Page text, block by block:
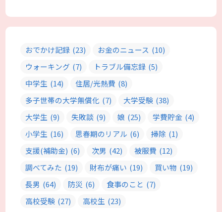
おでかけ記録 (23) お金のニュース (10)
ウォーキング (7) トラブル備忘録 (5)
中学生 (14) 住居/光熱費 (8)
多子世帯の大学無償化 (7) 大学受験 (38)
大学生 (9) 失敗談 (9) 娘 (25) 学費貯金 (4)
小学生 (16) 思春期のリアル (6) 掃除 (1)
支援(補助金) (6) 次男 (42) 被服費 (12)
調べてみた (19) 財布が痛い (19) 買い物 (19)
長男 (64) 防災 (6) 食事のこと (7)
高校受験 (27) 高校生 (23)